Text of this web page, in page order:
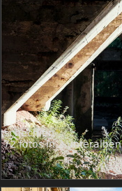
tschechien
72 fotos in 2 unteralben